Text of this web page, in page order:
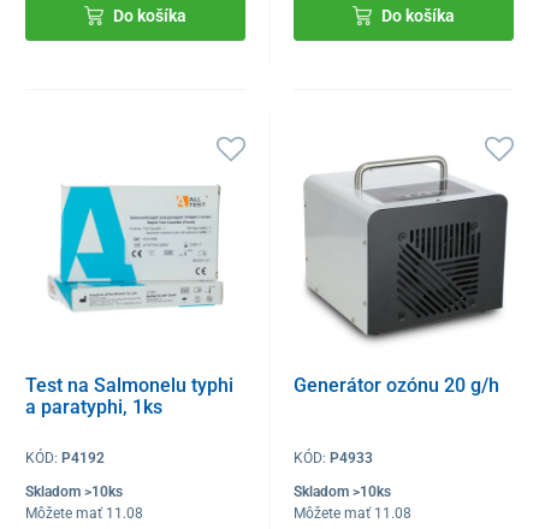
Do košíka Do košíka
Test na Salmonelu typhi
a paratyphi, 1ks
KÓD: P4192
Skladom >10ks
Môžete mať 11.08
Generátor ozónu 20 g/h
KÓD:P4933
Skladom >10ks
Môžete mať 11.08